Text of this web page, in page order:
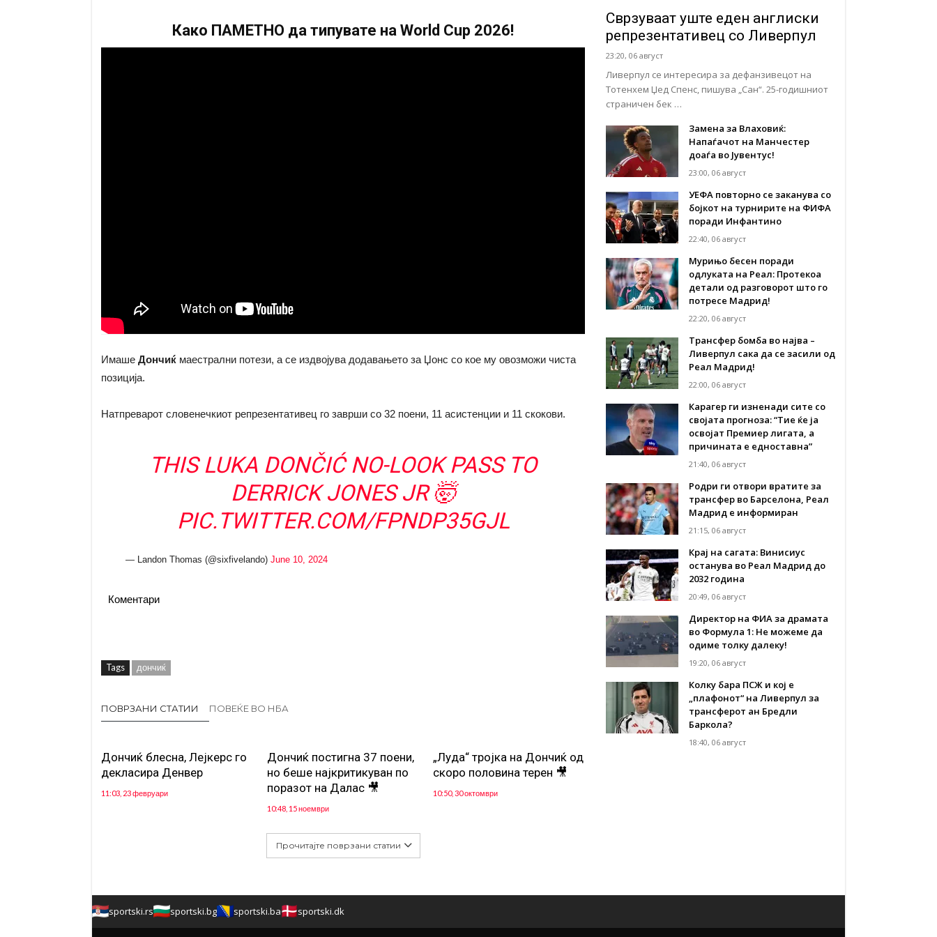
Како ПАМЕТНО да типувате на World Cup 2026!
Имаше Дончиќ маестрални потези, а се издвојува додавањето за Џонс со кое му овозможи чиста
позиција.
Натпреварот словенечкиот репрезентативец го заврши со 32 поени, 11 асистенции и 11 скокови.
THIS LUKA DONČIĆ NO-LOOK PASS TO
DERRICK JONES JR 🤯
PIC.TWITTER.COM/FPNDP35GJL
— Landon Thomas (@sixfivelando) June 10, 2024
Коментари
Tags дончиќ
ПОВРЗАНИ СТАТИИ ПОВЕЌЕ ВО НБА
Дончиќ блесна, Лејкерс го
декласира Денвер
11:03, 23 февруари
Дончиќ постигна 37 поени,
но беше најкритикуван по
поразот на Далас 🎥
10:48, 15 ноември
„Луда“ тројка на Дончиќ од
скоро половина терен 🎥
10:50, 30 октомври
Прочитајте поврзани статии
Сврзуваат уште еден англиски
репрезентативец со Ливерпул
23:20, 06 август
Ливерпул се интересира за дефанзивецот на
Тотенхем Џед Спенс, пишува „Сан“. 25-годишниот
страничен бек …
Замена за Влаховиќ:
Напаѓачот на Манчестер
доаѓа во Јувентус!
23:00, 06 август
УЕФА повторно се заканува со
бојкот на турнирите на ФИФА
поради Инфантино
22:40, 06 август
Мурињо бесен поради
одлуката на Реал: Протекоа
детали од разговорот што го
потресе Мадрид!
22:20, 06 август
Трансфер бомба во најва –
Ливерпул сака да се засили од
Реал Мадрид!
22:00, 06 август
Карагер ги изненади сите со
својата прогноза: “Тие ќе ја
освојат Премиер лигата, а
причината е едноставна”
21:40, 06 август
Родри ги отвори вратите за
трансфер во Барселона, Реал
Мадрид е информиран
21:15, 06 август
Крај на сагата: Винисиус
останува во Реал Мадрид до
2032 година
20:49, 06 август
Директор на ФИА за драмата
во Формула 1: Не можеме да
одиме толку далеку!
19:20, 06 август
Колку бара ПСЖ и кој е
„плафонот“ на Ливерпул за
трансферот ан Бредли
Баркола?
18:40, 06 август
sportski.rs sportski.bg sportski.ba sportski.dk